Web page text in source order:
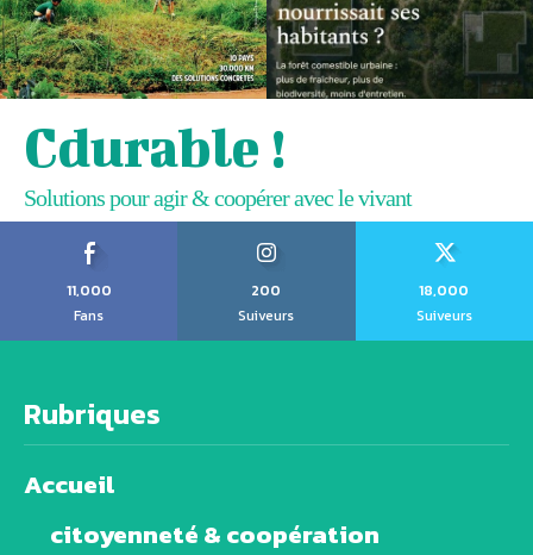
Cdurable !
Solutions pour agir & coopérer avec le vivant
11,000
Fans
200
Suiveurs
18,000
Suiveurs
Rubriques
Accueil
citoyenneté & coopération